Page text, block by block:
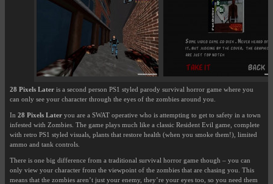
28 Pixels Later is a second person PS1 styled parody survival horror game where you
can only see your character through the eyes of the zombies around you.
In 28 Pixels Later you are a SWAT operative who is attempting to get to safety in a town
infested with Zombies. The game plays much like a classic Resident Evil game, complete
with retro PS1 styled visuals, plants that restore health (when you smoke them!), limited
ammo and tank controls.
There is one big difference from a traditional survival horror game though – you can
only view your character from the viewpoint of the zombies that are chasing you. This
means that the zombies aren’t just your enemy, they’re your eyes too, so you need them